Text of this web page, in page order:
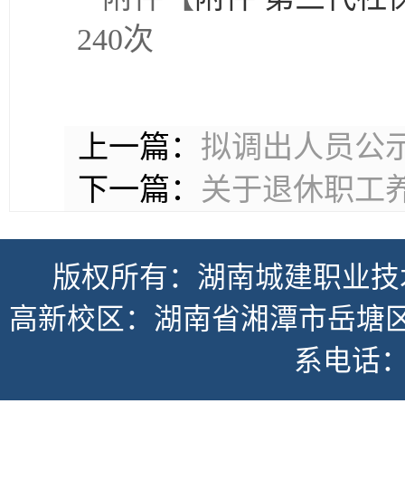
240次
上一篇： 拟调出人员公
下一篇： 关于退休职工
版权所有：湖南城建职业
高新校区：湖南省湘潭市岳
系电话